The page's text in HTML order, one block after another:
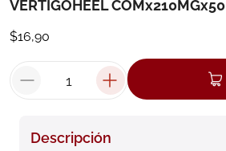
VERTIGOHEEL COMx210MGx50
$16,90
Descripción
3
pilexil
5. cerave
6 degraler